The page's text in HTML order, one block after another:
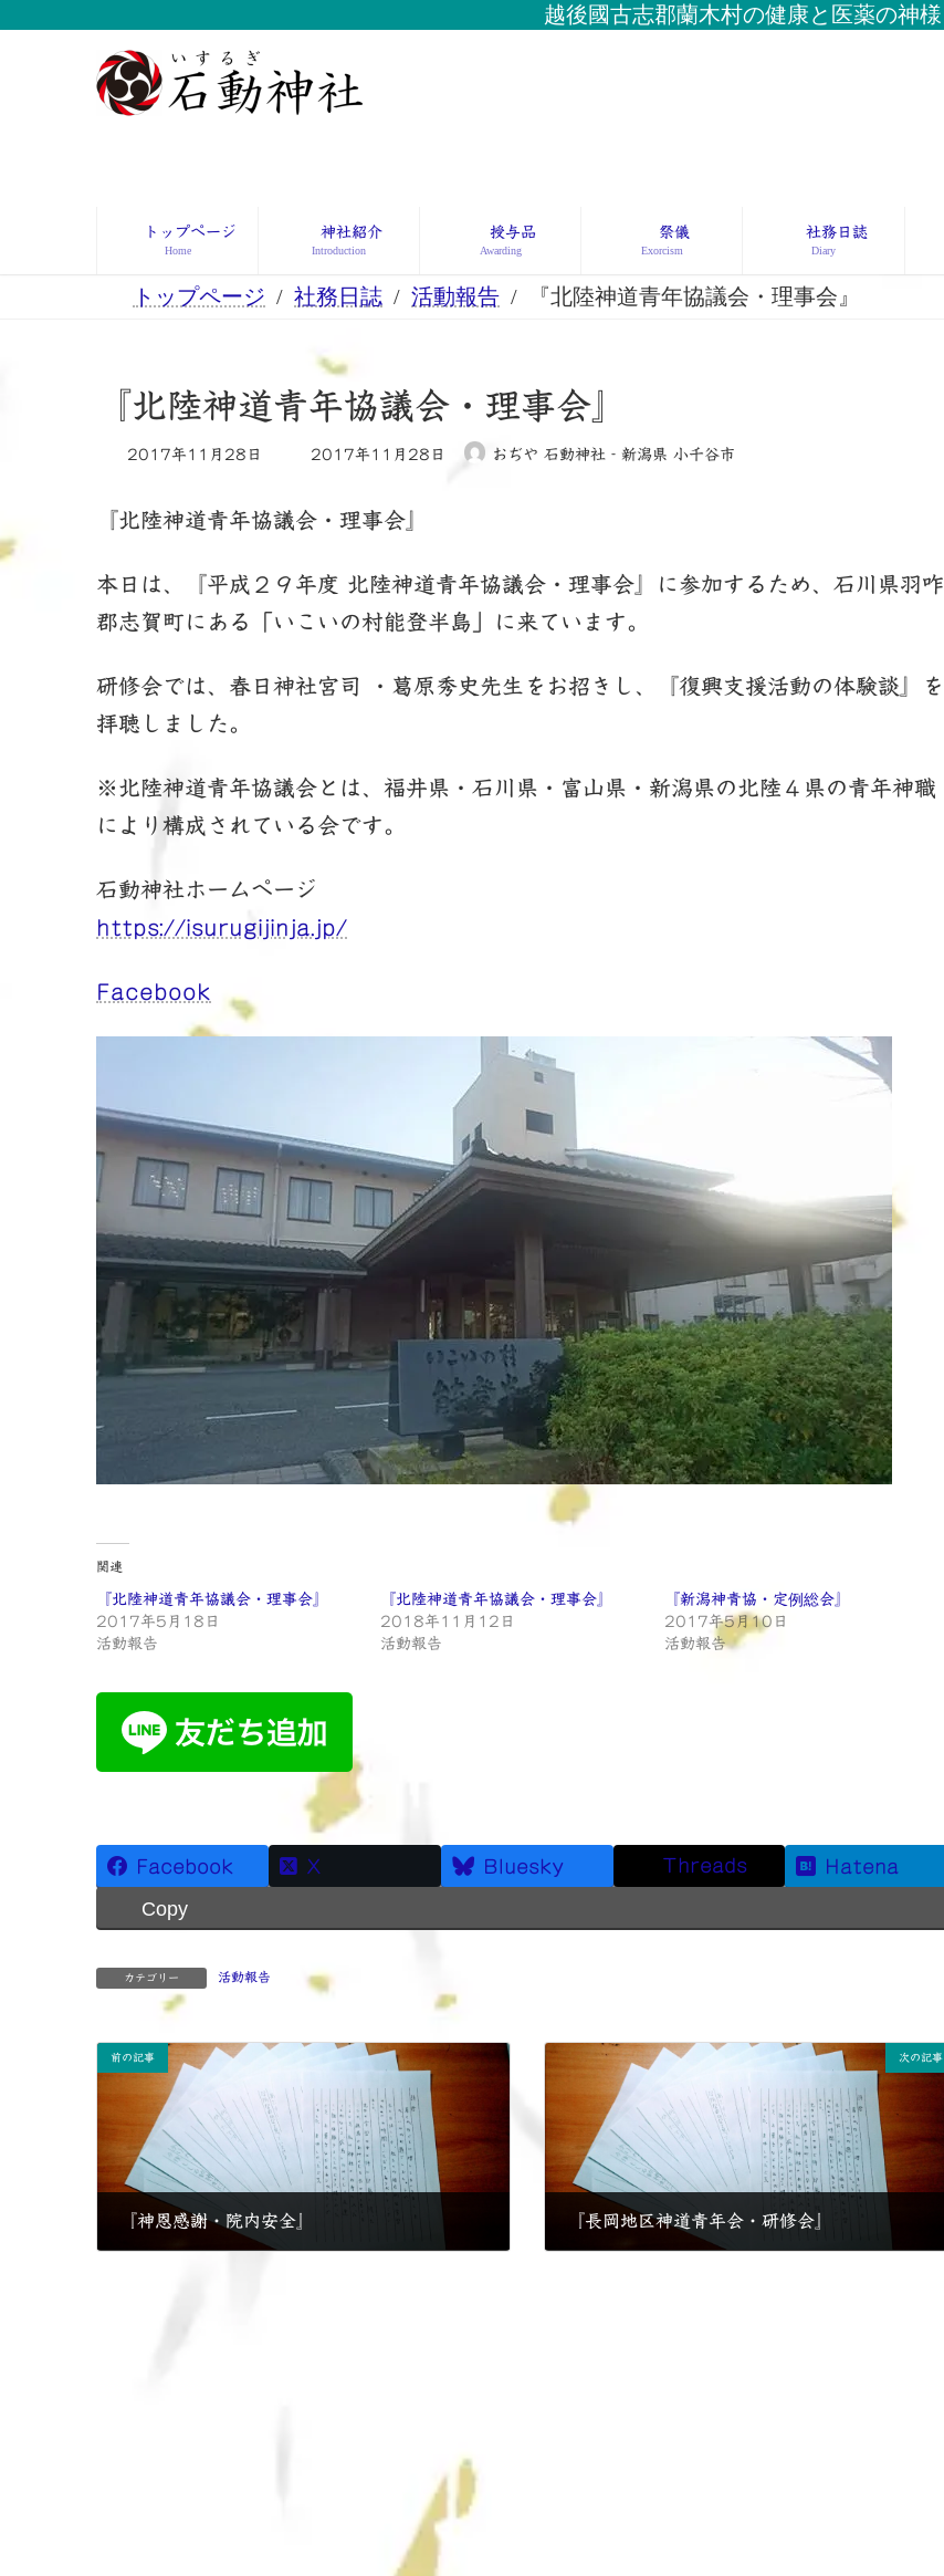
越後國古志郡蘭木村の健康と医薬の神様
トップページ
Home
神社紹介
Introduction
授与品
Awarding
祭儀
Exorcism
社務日誌
Diary
トップページ 社務日誌 活動報告 『北陸神道青年協議会・理事会』
『北陸神道青年協議会・理事会』
2017年11月28日
最
日
:
2017年11月28日 おぢや 石動神社‐新潟県 小千谷市
『北陸神道青年協議会・理事会』
本日は、『平成２９年度 北陸神道青年協議会・理事会』に参加するため、石川県羽咋
郡志賀町にある「いこいの村能登半島」に来ています。
研修会では、春日神社宮司 ・葛原秀史先生をお招きし、『復興支援活動の体験談』を
拝聴しました。
※北陸神道青年協議会とは、福井県・石川県・富山県・新潟県の北陸４県の青年神職
により構成されている会です。
石動神社ホームページ
https://isurugijinja.jp/
Facebook
関連
『北陸神道青年協議会・理事会』
2017年5月18日
活動報告
『北陸神道青年協議会・理事会』
2018年11月12日
活動報告
『新潟神青協・定例総会』
2017年5月10日
活動報告
Facebook X Bluesky Threads Hatena
Copy
カテゴリー 活動報告
前の記事
『神恩感謝・院内安全』
次の記事
『長岡地区神道青年会・研修会』